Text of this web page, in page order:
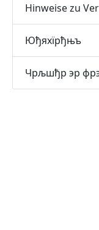
Hinweise zu
Юђяхїрђњъ
Чрљшђр эр